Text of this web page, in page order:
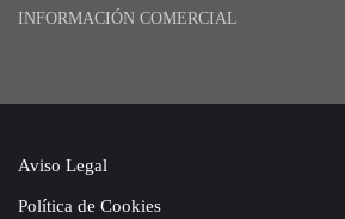
INFORMACIÓN COMERCIAL
Aviso Legal
Política de Cookies